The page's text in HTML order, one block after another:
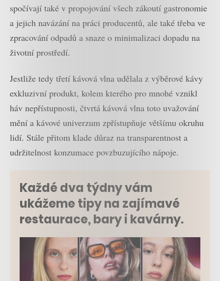
spočívají také v propojování všech zákoutí gastronomie
a jejich navázání na práci producentů, ale také třeba ve
zpracování odpadů a snaze o minimalizaci dopadu na
životní prostředí.
Jestliže tedy třetí kávová vlna udělala z výběrové kávy
exkluzivní produkt, kolem kterého pro mnohé vznikl
háv nepřístupnosti, čtvrtá kávová vlna toto uvažování
mění a kávové univerzum zpřístupňuje většímu okruhu
lidí. Stále přitom klade důraz na transparentnost a
udržitelnost konzumace povzbuzujícího nápoje.
Každé dva týdny vám
ukážeme tipy na zajímavé
restaurace, bary i kavárny.